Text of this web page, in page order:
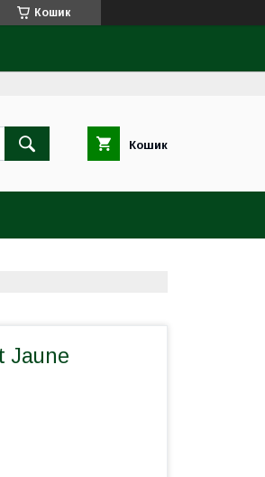
Кошик
Кошик
Jaune